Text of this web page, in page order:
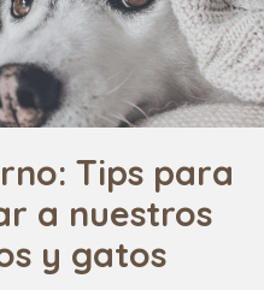
Tips para
a nuestros
y gatos